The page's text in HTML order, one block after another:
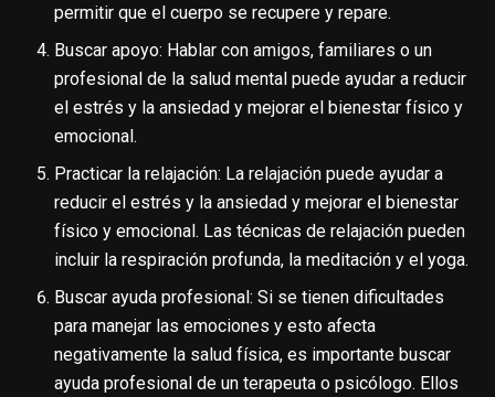
permitir que el cuerpo se recupere y repare.
Buscar apoyo: Hablar con amigos, familiares o un
profesional de la salud mental puede ayudar a reducir
el estrés y la ansiedad y mejorar el bienestar físico y
emocional.
Practicar la relajación: La relajación puede ayudar a
reducir el estrés y la ansiedad y mejorar el bienestar
físico y emocional. Las técnicas de relajación pueden
incluir la respiración profunda, la meditación y el yoga.
Buscar ayuda profesional: Si se tienen dificultades
para manejar las emociones y esto afecta
negativamente la salud física, es importante buscar
ayuda profesional de un terapeuta o psicólogo. Ellos